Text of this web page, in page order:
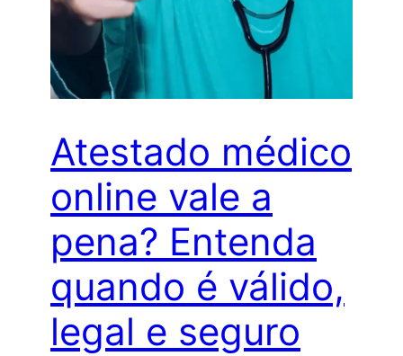
Atestado médico
online vale a
pena? Entenda
quando é válido,
legal e seguro